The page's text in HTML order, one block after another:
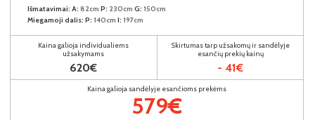
Išmatavimai: A: 82cm P: 230cm G: 150cm
Miegamoji dalis: P: 140cm I: 197cm
Kaina galioja individualiems
užsakymams
620€
Skirtumas tarp užsakomų ir sandėlyje
esančių prekių kainų
- 41€
Kaina galioja sandėlyje esančioms prekėms
579€